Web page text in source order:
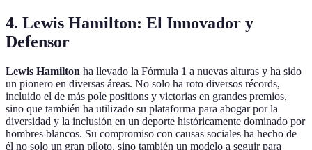
4. Lewis Hamilton: El Innovador y
Defensor
Lewis Hamilton ha llevado la Fórmula 1 a nuevas alturas y ha sido
un pionero en diversas áreas. No solo ha roto diversos récords,
incluido el de más pole positions y victorias en grandes premios,
sino que también ha utilizado su plataforma para abogar por la
diversidad y la inclusión en un deporte históricamente dominado por
hombres blancos. Su compromiso con causas sociales ha hecho de
él no solo un gran piloto, sino también un modelo a seguir para